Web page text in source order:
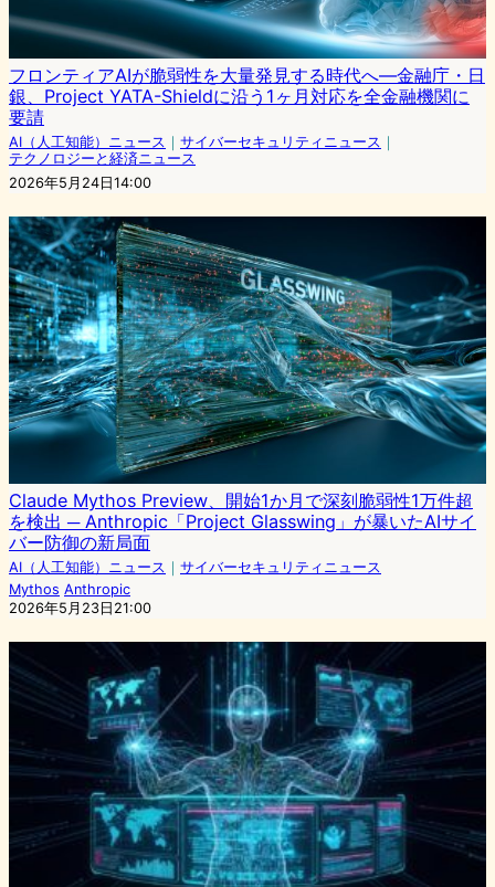
フロンティアAIが脆弱性を大量発見する時代へ—金融庁・日
銀、Project YATA-Shieldに沿う1ヶ月対応を全金融機関に
要請
AI（人工知能）ニュース ｜ サイバーセキュリティニュース ｜
テクノロジーと経済ニュース
2026年5月24日14:00
Claude Mythos Preview、開始1か月で深刻脆弱性1万件超
を検出 ─ Anthropic「Project Glasswing」が暴いたAIサイ
バー防御の新局面
AI（人工知能）ニュース ｜ サイバーセキュリティニュース
Mythos Anthropic
2026年5月23日21:00